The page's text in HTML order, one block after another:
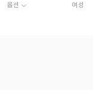
옵션 여성